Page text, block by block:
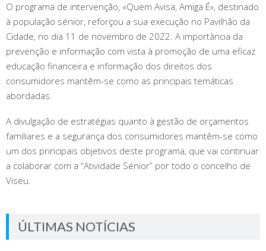
O programa de intervenção, «Quem Avisa, Amiga É», destinado
à população sénior, reforçou a sua execução no Pavilhão da
Cidade, no dia 11 de novembro de 2022. A importância da
prevenção e informação com vista à promoção de uma eficaz
educação financeira e informação dos direitos dos
consumidores mantêm-se como as principais temáticas
abordadas.
A divulgação de estratégias quanto à gestão de orçamentos
familiares e a segurança dos consumidores mantêm-se como
um dos principais objetivos deste programa, que vai continuar
a colaborar com a “Atividade Sénior” por todo o concelho de
Viseu.
ÚLTIMAS NOTÍCIAS